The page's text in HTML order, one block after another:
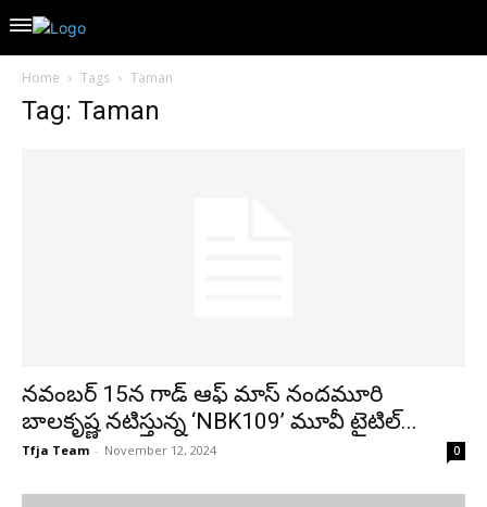
Home Tags Taman
Tag: Taman
నవంబర్ 15న గాడ్ ఆఫ్ మాస్ నందమూరి
బాలకృష్ణ నటిస్తున్న ‘NBK109’ మూవీ టైటిల్...
Tfja Team - November 12, 2024 0